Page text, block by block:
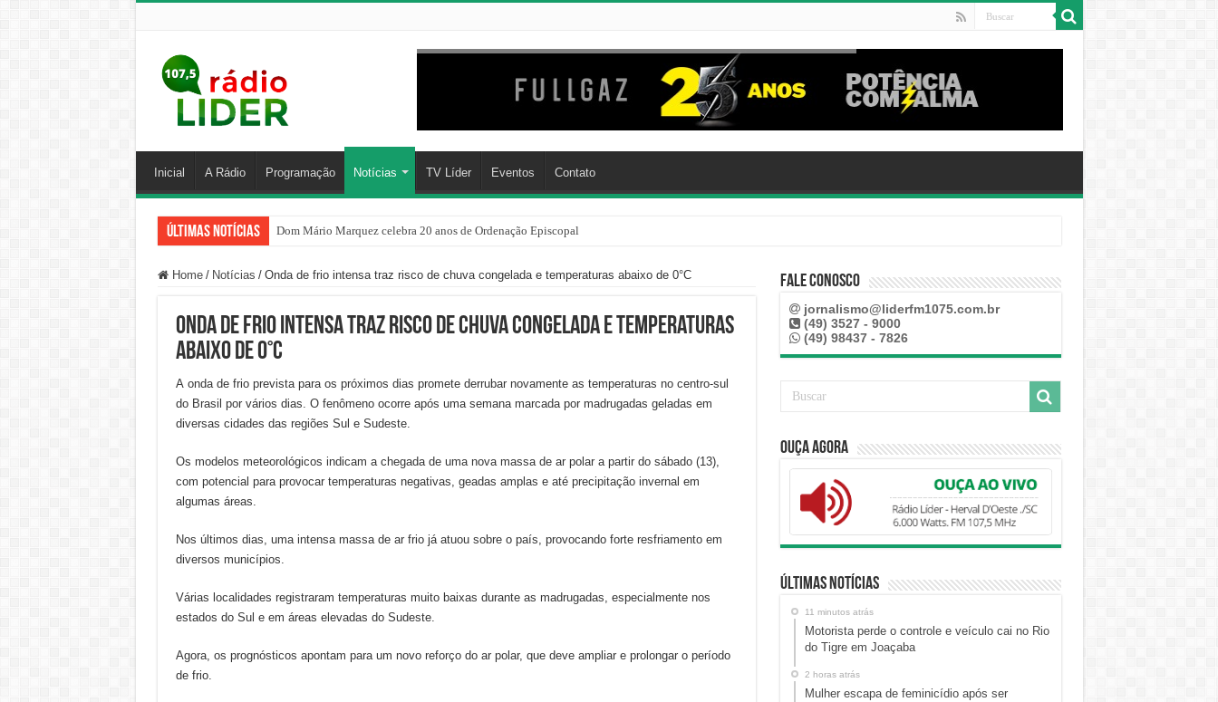
Inicial A Rádio Programação Notícias TV Líder Eventos Contato
Últimas Notícias Dom Mário Marquez celebra 20 anos de Ordenação Episcopal
Home / Notícias / Onda de frio intensa traz risco de chuva congelada e temperaturas abaixo de 0°C
Onda de frio intensa traz risco de chuva congelada e temperaturas
abaixo de 0°C
A onda de frio prevista para os próximos dias promete derrubar novamente as temperaturas no centro-sul
do Brasil por vários dias. O fenômeno ocorre após uma semana marcada por madrugadas geladas em
diversas cidades das regiões Sul e Sudeste.
Os modelos meteorológicos indicam a chegada de uma nova massa de ar polar a partir do sábado (13),
com potencial para provocar temperaturas negativas, geadas amplas e até precipitação invernal em
algumas áreas.
Nos últimos dias, uma intensa massa de ar frio já atuou sobre o país, provocando forte resfriamento em
diversos municípios.
Várias localidades registraram temperaturas muito baixas durante as madrugadas, especialmente nos
estados do Sul e em áreas elevadas do Sudeste.
Agora, os prognósticos apontam para um novo reforço do ar polar, que deve ampliar e prolongar o período
de frio.
Fale Conosco
jornalismo@liderfm1075.com.br
(49) 3527 - 9000
(49) 98437 - 7826
Ouça Agora
Últimas Notícias
11 minutos atrás
Motorista perde o controle e veículo cai no Rio
do Tigre em Joaçaba
2 horas atrás
Mulher escapa de feminicídio após ser